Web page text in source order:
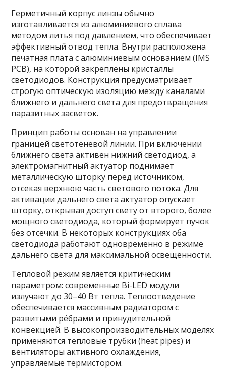
Герметичный корпус линзы обычно
изготавливается из алюминиевого сплава
методом литья под давлением, что обеспечивает
эффективный отвод тепла. Внутри расположена
печатная плата с алюминиевым основанием (IMS
PCB), на которой закреплены кристаллы
светодиодов. Конструкция предусматривает
строгую оптическую изоляцию между каналами
ближнего и дальнего света для предотвращения
паразитных засветок.
Принцип работы основан на управлении
границей светотеневой линии. При включении
ближнего света активен нижний светодиод, а
электромагнитный актуатор поднимает
металлическую шторку перед источником,
отсекая верхнюю часть светового потока. Для
активации дальнего света актуатор опускает
шторку, открывая доступ свету от второго, более
мощного светодиода, который формирует пучок
без отсечки. В некоторых конструкциях оба
светодиода работают одновременно в режиме
дальнего света для максимальной освещённости.
Тепловой режим является критическим
параметром: современные Bi-LED модули
излучают до 30–40 Вт тепла. Теплоотведение
обеспечивается массивным радиатором с
развитыми рёбрами и принудительной
конвекцией. В высокопроизводительных моделях
применяются тепловые трубки (heat pipes) и
вентиляторы активного охлаждения,
управляемые термистором.